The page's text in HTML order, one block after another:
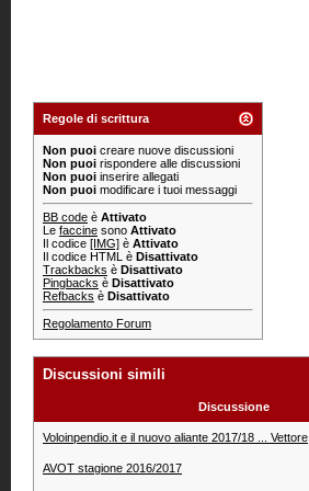
Regole di scrittura
Non puoi creare nuove discussioni
Non puoi rispondere alle discussioni
Non puoi inserire allegati
Non puoi modificare i tuoi messaggi
BB code è Attivato
Le faccine sono Attivato
Il codice [IMG] è Attivato
Il codice HTML è Disattivato
Trackbacks è Disattivato
Pingbacks è Disattivato
Refbacks è Disattivato
Regolamento Forum
Discussioni simili
Discussione
Voloinpendio.it e il nuovo aliante 2017/18 ... Vettore
AVOT stagione 2016/2017